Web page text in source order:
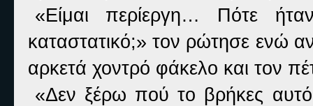
«Είμαι περίεργη… Πότε
καταστατικό;» τον ρώτησε ενώ
αρκετά χοντρό φάκελο και τον
«Δεν ξέρω πού το βρήκες αυτό